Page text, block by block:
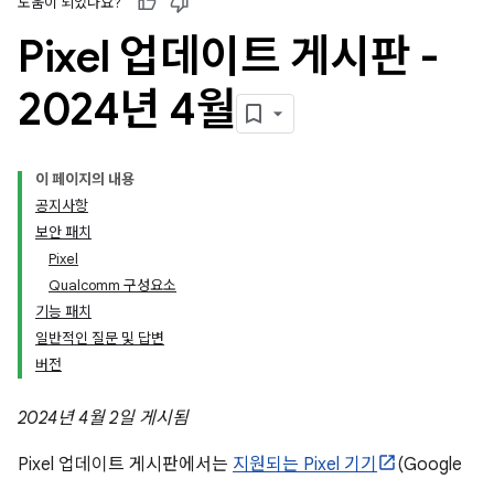
Pixel 업데이트 게시판 -
2024년 4월
이 페이지의 내용
공지사항
보안 패치
Pixel
Qualcomm 구성요소
기능 패치
일반적인 질문 및 답변
버전
2024년 4월 2일 게시됨
Pixel 업데이트 게시판에서는 지원되는 Pixel 기기
(Google